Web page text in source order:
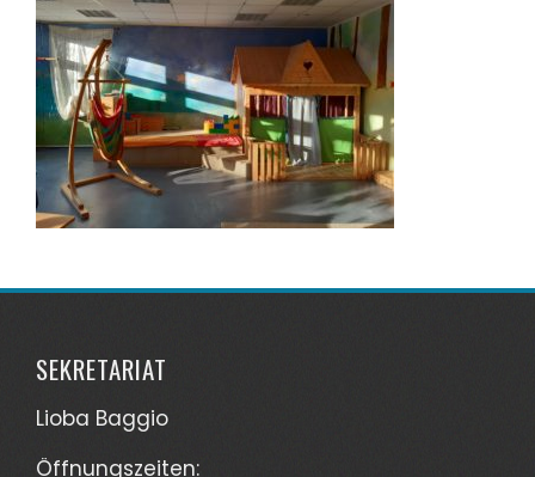
SEKRETARIAT
Lioba Baggio
Öffnungszeiten: